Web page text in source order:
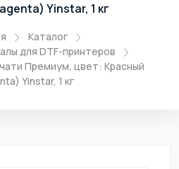
Yinstar, 1 кг
Каталог
для DTF-принтеров
Премиум, цвет: Красный
Yinstar, 1 кг